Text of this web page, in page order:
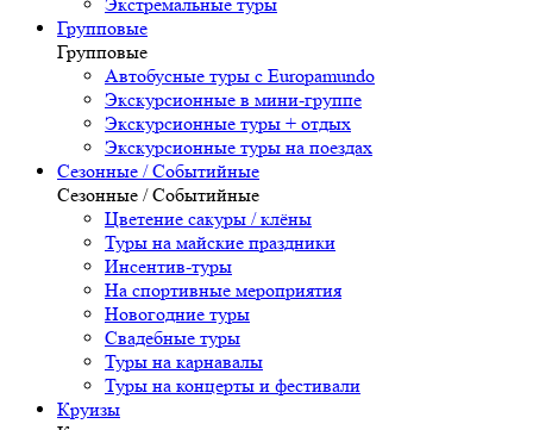
Групповые
Групповые
Автобусные туры с Europamundo
Экскурсионные в мини-группе
Экскурсионные туры + отдых
Экскурсионные туры на поездах
Сезонные / Событийные
Сезонные / Событийные
Цветение сакуры / клёны
Туры на майские праздники
Инсентив-туры
На спортивные мероприятия
Новогодние туры
Свадебные туры
Туры на карнавалы
Туры на концерты и фестивали
Круизы